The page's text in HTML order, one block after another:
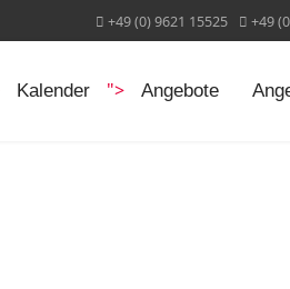
+49 (0) 9621 15525 +49
Kalender "> Angebote